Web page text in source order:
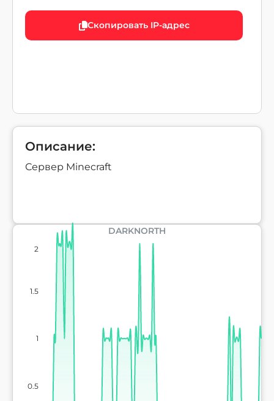
Скопировать IP-адрес
Описание:
Сервер Minecraft
DARKNORTH
0.5
1
1.5
2